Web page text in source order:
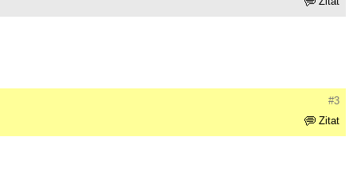
#3
Zitat